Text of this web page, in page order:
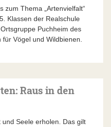
zum Thema „Artenvielfalt“
Klassen der Realschule
Puchheim des
Vögel und Wildbienen.
Raus in den
Seele erholen. Das gilt